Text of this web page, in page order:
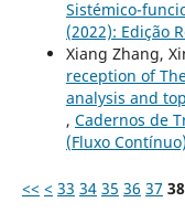
Sistémico-
(2022): Edição
Xiang Zhang,
reception of
analysis and
, Cadernos de
(Fluxo Contínuo)
<< < 33 34 35 36 37 38